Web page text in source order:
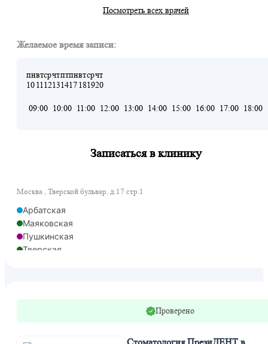
Посмотреть всех врачей
Желаемое время записи:
пн
10
вт
11
ср
12
чт
13
пт
14
пн
17
вт
18
ср
19
чт
20
09:00 10:00 11:00 12:00 13:00 14:00 15:00 16:00 17:00 18:00
Записаться в клинику
Москва , Тверской бульвар, д.17 стр.1
Арбатская
Маяковская
Пушкинская
Тверская
Проверено